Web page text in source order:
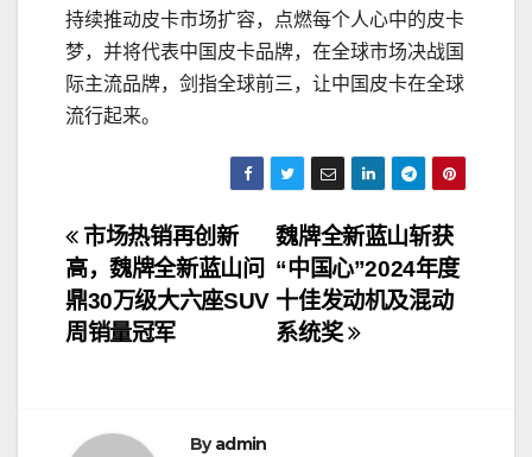
持续推动皮卡市场扩容，点燃每个人心中的皮卡
梦，并将代表中国皮卡品牌，在全球市场决战国
际主流品牌，剑指全球前三，让中国皮卡在全球
流行起来。
文
章
导
魏牌全新蓝山斩获
“中国心”2024年度
十佳发动机及混动
系统奖
市场热销再创新
高，魏牌全新蓝山问
鼎30万级大六座SUV
周销量冠军
Byadmin